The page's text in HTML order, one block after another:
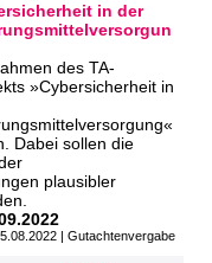
in der
des TA-
»Cybersicherheit in
Dabei sollen die
plausibler
| Gutachtenvergabe